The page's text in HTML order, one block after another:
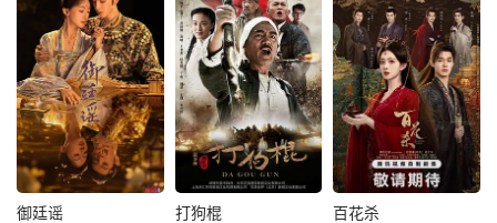
御廷谣 打狗棍 百花杀